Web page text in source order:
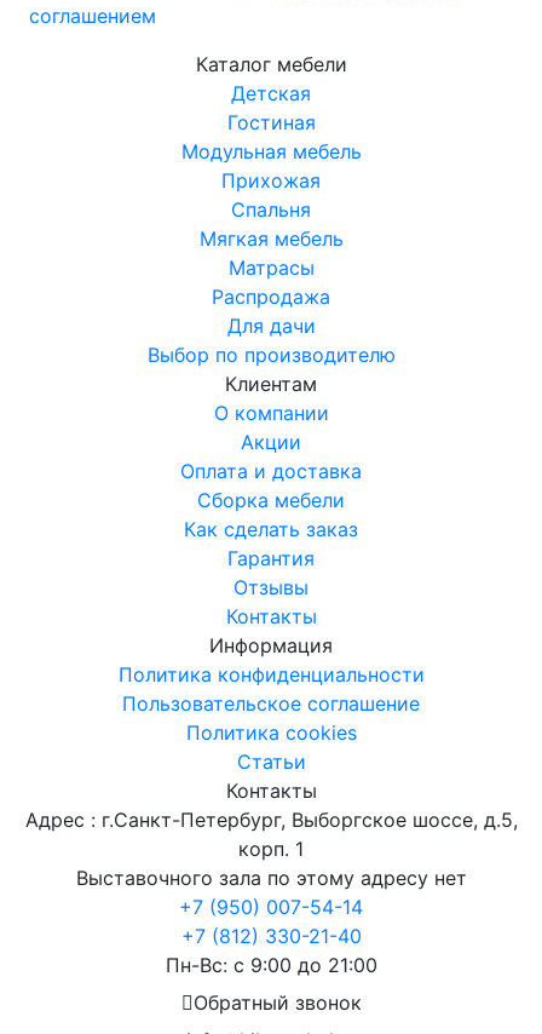
соглашением
Каталог мебели
Детская
Гостиная
Модульная мебель
Прихожая
Спальня
Мягкая мебель
Матрасы
Распродажа
Для дачи
Выбор по производителю
Клиентам
О компании
Акции
Оплата и доставка
Сборка мебели
Как сделать заказ
Гарантия
Отзывы
Контакты
Информация
Политика конфиденциальности
Пользовательское соглашение
Политика cookies
Статьи
Контакты
Адрес : г.Санкт-Петербург, Выборгское шоссе, д.5,
корп. 1
Выставочного зала по этому адресу нет
+7 (950) 007-54-14
+7 (812) 330-21-40
Пн-Вс: с 9:00 до 21:00
Обратный звонок